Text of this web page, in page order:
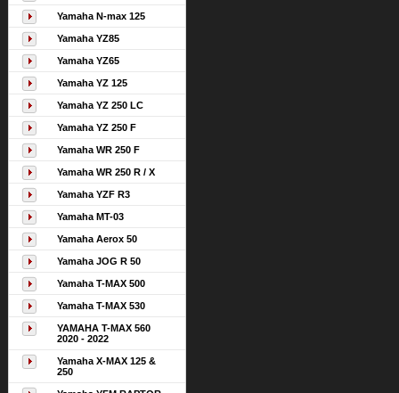
Yamaha N-max 125
Yamaha YZ85
Yamaha YZ65
Yamaha YZ 125
Yamaha YZ 250 LC
Yamaha YZ 250 F
Yamaha WR 250 F
Yamaha WR 250 R / X
Yamaha YZF R3
Yamaha MT-03
Yamaha Aerox 50
Yamaha JOG R 50
Yamaha T-MAX 500
Yamaha T-MAX 530
YAMAHA T-MAX 560
2020 - 2022
Yamaha X-MAX 125 &
250